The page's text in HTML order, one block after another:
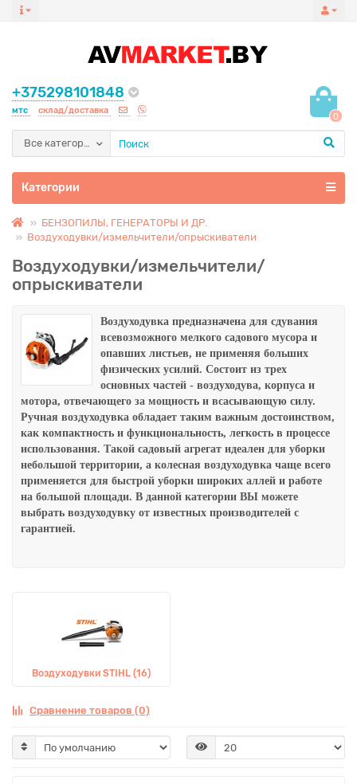
+375298101848
мтс склад/доставка
0
Все категории
Категории
БЕНЗОПИЛЫ, ГЕНЕРАТОРЫ И ДР.
Воздуходувки/измельчители/опрыскиватели
Воздуходувки/измельчители/
опрыскиватели
Воздуходувка предназначена для сдувания
всевозможного мелкого садового мусора и
опавших листьев, не применяя больших
физических усилий. Состоит из трех
основных частей - воздуходува, корпуса и
мотора, отвечающего за мощность и всасывающую силу.
Ручная воздуходувка обладает таким важным достоинством,
как компактность и функциональность, легкость в процессе
использования. Такой садовый агрегат идеален для уборки
небольшой территории, а колесная воздуходувка чаще всего
применяется для быстрой уборки широких аллей и работе
на большой площади. В данной категории ВЫ можете
выбрать воздуходувку от известных производителей с
гарантией.
Воздуходувки STIHL (16)
Сравнение товаров (0)